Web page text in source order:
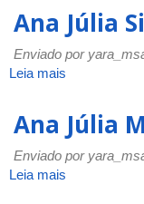
Fonseca
Felice
Ana Júlia
Enviado por
Leia mais
Júlia
Silva
Ana Júlia
Enviado por
Leia mais